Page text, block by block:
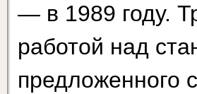
— в 1989 году.
работой над
предложенного